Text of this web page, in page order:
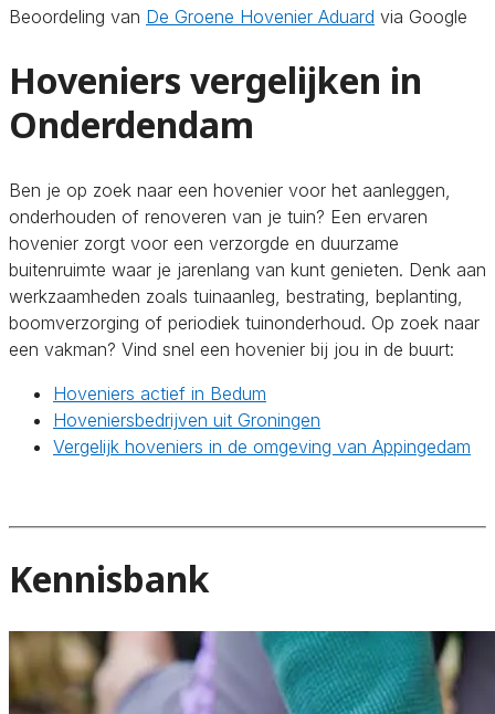
Beoordeling van De Groene Hovenier Aduard via Google
Hoveniers vergelijken in
Onderdendam
Ben je op zoek naar een hovenier voor het aanleggen,
onderhouden of renoveren van je tuin? Een ervaren
hovenier zorgt voor een verzorgde en duurzame
buitenruimte waar je jarenlang van kunt genieten. Denk aan
werkzaamheden zoals tuinaanleg, bestrating, beplanting,
boomverzorging of periodiek tuinonderhoud. Op zoek naar
een vakman? Vind snel een hovenier bij jou in de buurt:
Hoveniers actief in Bedum
Hoveniersbedrijven uit Groningen
Vergelijk hoveniers in de omgeving van Appingedam
Kennisbank